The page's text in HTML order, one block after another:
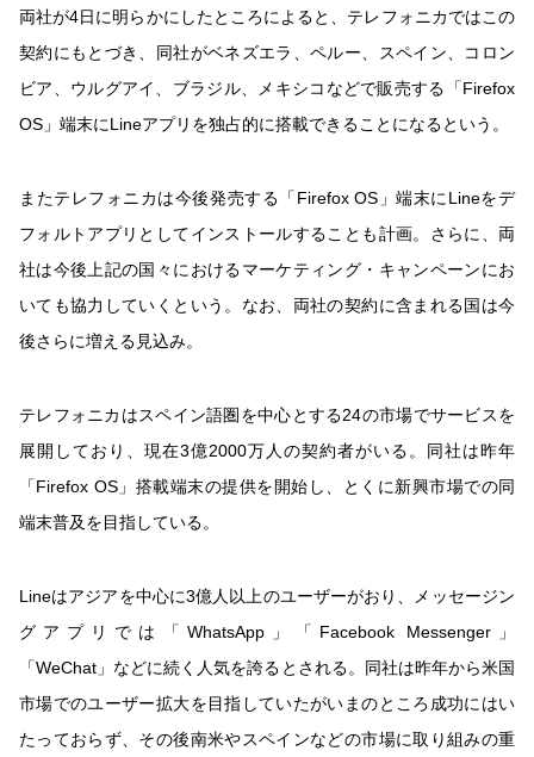
両社が4日に明らかにしたところによると、テレフォニカではこの
契約にもとづき、同社がベネズエラ、ペルー、スペイン、コロン
ビア、ウルグアイ、ブラジル、メキシコなどで販売する「Firefox
OS」端末にLineアプリを独占的に搭載できることになるという。
またテレフォニカは今後発売する「Firefox OS」端末にLineをデ
フォルトアプリとしてインストールすることも計画。さらに、両
社は今後上記の国々におけるマーケティング・キャンペーンにお
いても協力していくという。なお、両社の契約に含まれる国は今
後さらに増える見込み。
テレフォニカはスペイン語圏を中心とする24の市場でサービスを
展開しており、現在3億2000万人の契約者がいる。同社は昨年
「Firefox OS」搭載端末の提供を開始し、とくに新興市場での同
端末普及を目指している。
Lineはアジアを中心に3億人以上のユーザーがおり、メッセージン
グアプリでは「WhatsApp」「Facebook Messenger」
「WeChat」などに続く人気を誇るとされる。同社は昨年から米国
市場でのユーザー拡大を目指していたがいまのところ成功にはい
たっておらず、その後南米やスペインなどの市場に取り組みの重